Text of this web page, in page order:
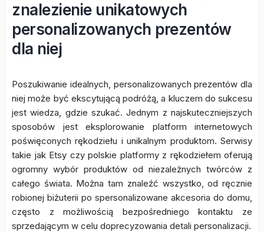
znalezienie unikatowych
personalizowanych prezentów
dla niej
Poszukiwanie idealnych, personalizowanych prezentów dla
niej może być ekscytującą podróżą, a kluczem do sukcesu
jest wiedza, gdzie szukać. Jednym z najskuteczniejszych
sposobów jest eksplorowanie platform internetowych
poświęconych rękodziełu i unikalnym produktom. Serwisy
takie jak Etsy czy polskie platformy z rękodziełem oferują
ogromny wybór produktów od niezależnych twórców z
całego świata. Można tam znaleźć wszystko, od ręcznie
robionej biżuterii po spersonalizowane akcesoria do domu,
często z możliwością bezpośredniego kontaktu ze
sprzedającym w celu doprecyzowania detali personalizacji.